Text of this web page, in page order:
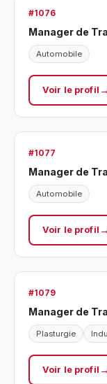
#1076
Manager de
Automobile
Voir le profil
#1077
Manager de
Automobile
Voir le profil
#1079
Manager de
Plasturgie
Voir le profil